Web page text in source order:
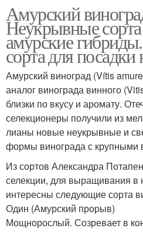
Амурский
Неукрывные сорта
амурские
сорта для посадки
Амурский виноград (Vítis
аналог винограда винного
близки по вкусу и аромату.
селекционеры получили из
лианы новые неукрывные и
формы винограда с крупными
Из сортов Александра
селекции, для выращивания в
интересны следующие сорта
Один (Амурский прорыв)
Мощнорослый. Созревает в